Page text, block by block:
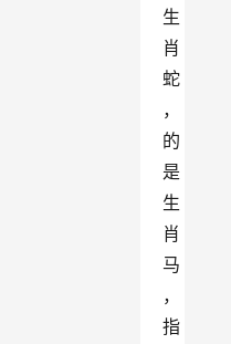
生
肖
蛇
，
的
是
生
肖
马
，
指